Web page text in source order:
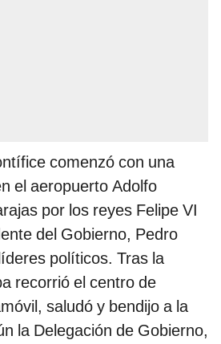
comenzó con una
el aeropuerto Adolfo
por los reyes Felipe VI
del Gobierno, Pedro
políticos. Tras la
recorrió el centro de
saludó y bendijo a la
la Delegación de Gobierno,